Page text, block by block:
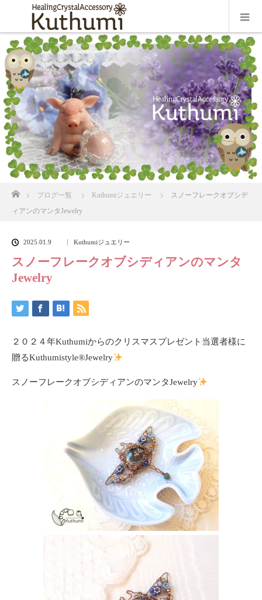
ブログ一覧 Kuthumiジュエリー
スノーフレークオブシデ
ィアンのマンタJewelry
2025.01.9 Kuthumiジュエリー
スノーフレークオブシディアンのマンタ
Jewelry
２０２４年Kuthumiからのクリスマスプレゼント当選者様に
贈るKuthumistyle®Jewelry‍
スノーフレークオブシディアンのマンタJewelry